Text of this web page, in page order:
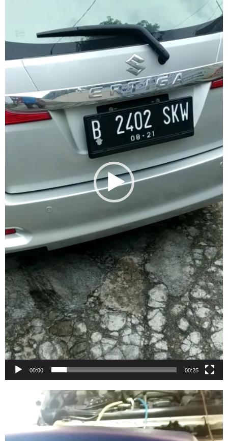
00:00 00:25